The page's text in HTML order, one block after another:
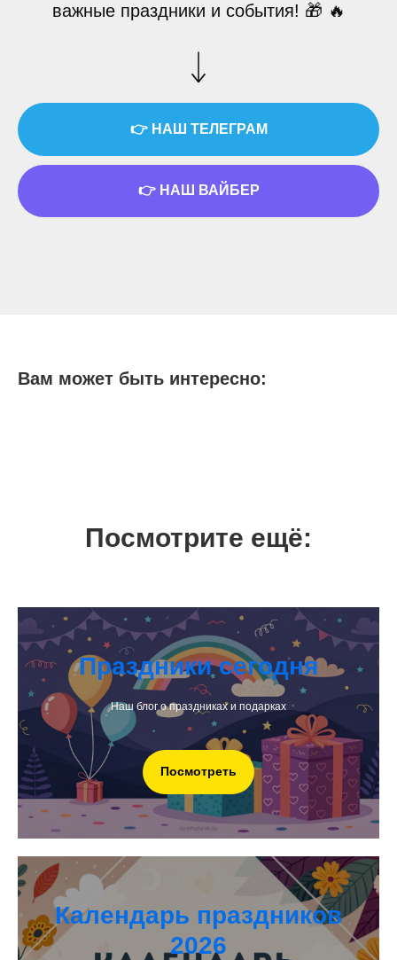
важные праздники и события! 🎁 🔥
👉 НАШ ТЕЛЕГРАМ
👉 НАШ ВАЙБЕР
Вам может быть интересно:
Посмотрите ещё:
Праздники сегодня
Наш блог о праздниках и подарках
Посмотреть
Календарь праздников
2026